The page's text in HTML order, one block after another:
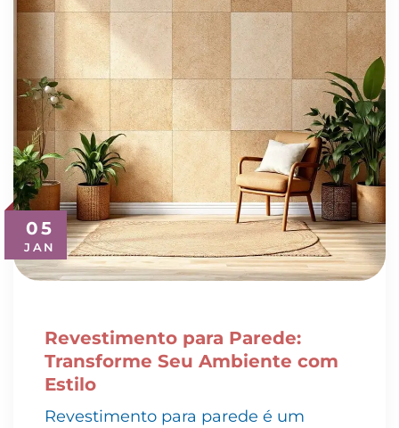
05
JAN
Revestimento para Parede:
Transforme Seu Ambiente com
Estilo
Revestimento para parede é um